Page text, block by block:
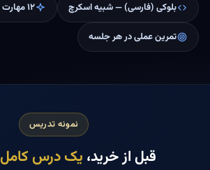
بلوکی (فارسی) — شبیه اسکرچ ۱۲ مهارت کلیدی
تمرین عملی در هر جلسه
نمونه تدریس
قبل از خرید، یک درس کامل